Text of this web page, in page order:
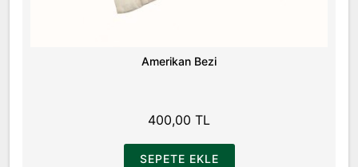
Amerikan Bezi
400,00 TL
SEPETE EKLE